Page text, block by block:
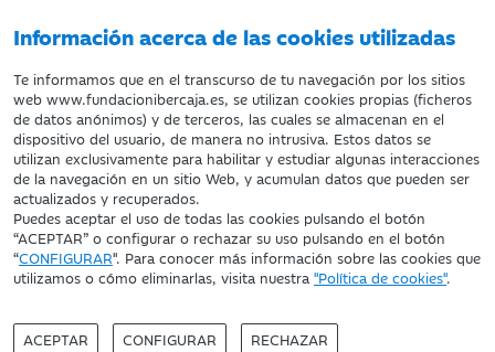
Información acerca de las cookies utilizadas
Te informamos que en el transcurso de tu navegación por los sitios
web www.fundacionibercaja.es, se utilizan cookies propias (ficheros
de datos anónimos) y de terceros, las cuales se almacenan en el
dispositivo del usuario, de manera no intrusiva. Estos datos se
utilizan exclusivamente para habilitar y estudiar algunas interacciones
de la navegación en un sitio Web, y acumulan datos que pueden ser
actualizados y recuperados.
Puedes aceptar el uso de todas las cookies pulsando el botón
“ACEPTAR” o configurar o rechazar su uso pulsando en el botón
“CONFIGURAR". Para conocer más información sobre las cookies que
utilizamos o cómo eliminarlas, visita nuestra "Política de cookies".
ACEPTAR CONFIGURAR RECHAZAR
CONDICIONES DE COMPRA
IBERCAJA BANCO
Fundación Bancaria Ibercaja. C.I.F. G-50000652.
Inscrita en el Registro de Fundaciones del Mº de Educación,
Cultura y Deporte con el nº 1689.
Domicilio social: Joaquín Costa, 13. 50001 Zaragoza.